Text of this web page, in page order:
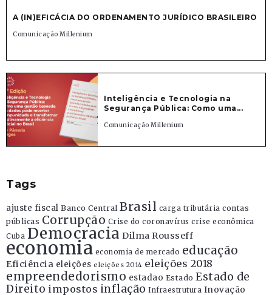
A (IN)EFICÁCIA DO ORDENAMENTO JURÍDICO BRASILEIRO
Comunicação Millenium
Inteligência e Tecnologia na
Segurança Pública: Como uma...
Comunicação Millenium
Tags
ajuste fiscal Banco Central Brasil carga tributária contas
públicas Corrupção Crise do coronavírus crise econômica
Cuba Democracia Dilma Rousseff
economia economia de mercado educação
Eficiência eleições eleições 2014 eleições 2018
empreendedorismo estadao Estado Estado de
Direito impostos inflação Infraestrutura Inovação